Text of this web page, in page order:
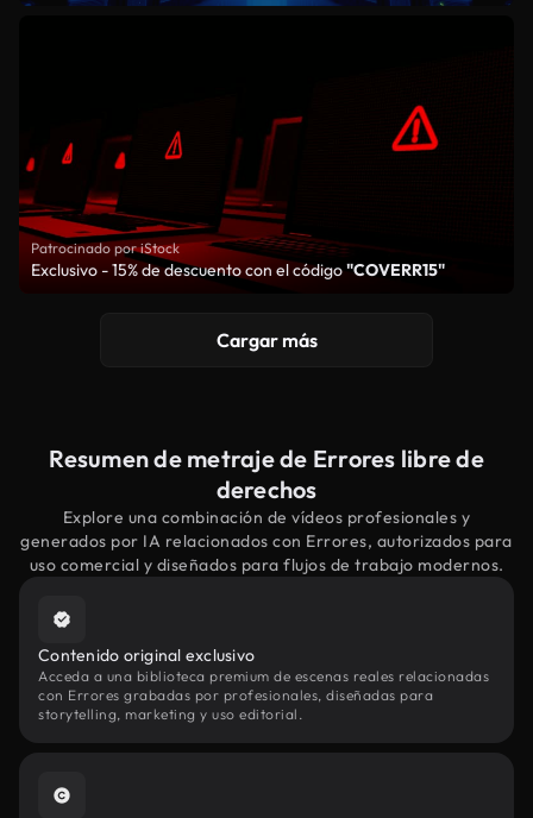
Patrocinado por iStock
Exclusivo - 15% de descuento con el código"COVERR15"
Cargar más
Resumen de metraje de Errores libre de
derechos
Explore una combinación de vídeos profesionales y
generados por IA relacionados con Errores, autorizados para
uso comercial y diseñados para flujos de trabajo modernos.
Contenido original exclusivo
Acceda a una biblioteca premium de escenas reales relacionadas
con Errores grabadas por profesionales, diseñadas para
storytelling, marketing y uso editorial.